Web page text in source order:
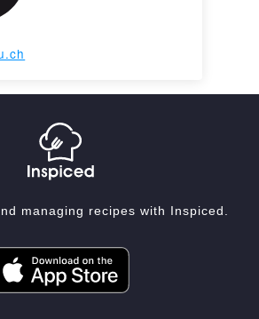
managing recipes with Inspiced.